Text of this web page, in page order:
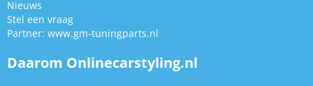
Nieuws
Stel een vraag
Partner: www.gm-tuningparts.nl
Daarom Onlinecarstyling.nl